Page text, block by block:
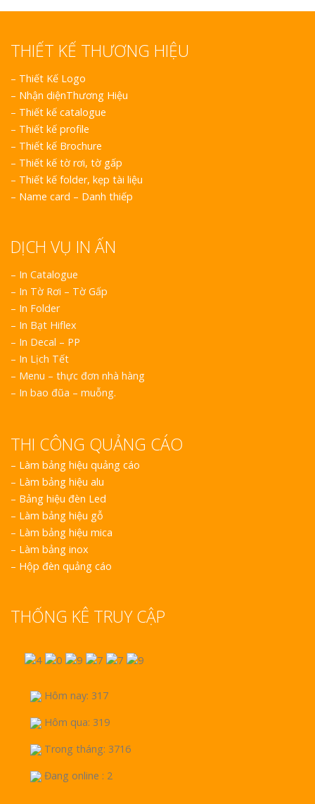
THIẾT KẾ THƯƠNG HIỆU
– Thiết Kế Logo
– Nhận diệnThương Hiệu
– Thiết kế catalogue
– Thiết kế profile
– Thiết kế Brochure
– Thiết kế tờ rơi, tờ gấp
– Thiết kế folder, kẹp tài liệu
– Name card – Danh thiếp
DỊCH VỤ IN ẤN
– In Catalogue
– In Tờ Rơi – Tờ Gấp
– In Folder
– In Bạt Hiflex
– In Decal – PP
– In Lịch Tết
– Menu – thực đơn nhà hàng
– In bao đũa – muỗng.
THI CÔNG QUẢNG CÁO
– Làm bảng hiệu quảng cáo
– Làm bảng hiệu alu
– Bảng hiệu đèn Led
– Làm bảng hiệu gỗ
– Làm bảng hiệu mica
– Làm bảng inox
– Hộp đèn quảng cáo
THỐNG KÊ TRUY CẬP
Hôm nay: 317
Hôm qua: 319
Trong tháng: 3716
Đang online : 2